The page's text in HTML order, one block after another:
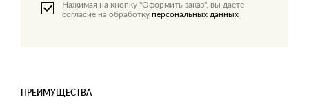
Нажимая на кнопку "Оформить заказ", вы даете
согласие на обработку персональных данных
ПРЕИМУЩЕСТВА